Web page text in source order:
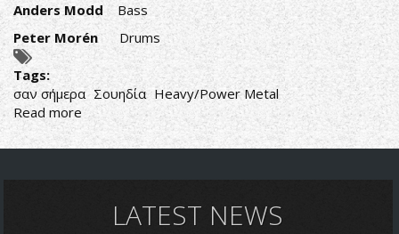
Anders Modd Bass
Peter MorénDrums
Tags:
σαν σήμερα Σουηδία Heavy/Power Metal
Read more about
ΣΑΝ
ΣΗΜΕΡΑ
LATEST NEWS